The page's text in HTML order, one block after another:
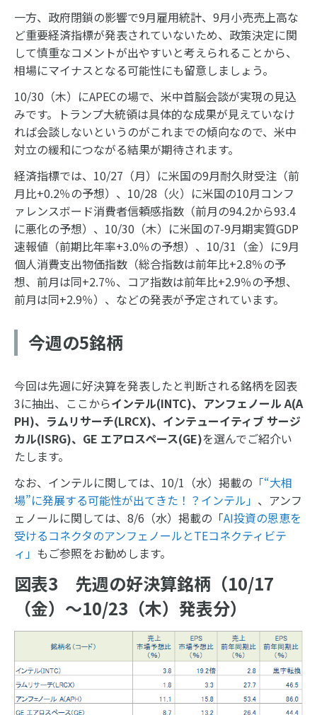
一方、政府閉鎖の影響で9月雇用統計、9月小売売上高な
ど重要経済指標が発表されていないため、政策決定に関
して慎重なコメントが出やすいと考えられることから、
相場にマイナスとなる可能性にも留意しましょう。
10/30（木）にAPECの場で、米中首脳会談が実現の見込
みです。トランプ大統領は具体的な成果が見えていなけ
れば会談しないというのがこれまでの傾向なので、米中
対立の緩和につながる結果が期待されます。
経済指標では、10/27（月）に米国の9月耐久財受注（前
月比+0.2％の予想）、10/28（火）に米国の10月コンフ
ァレンスボード消費者信頼感指数（前月の94.2から93.4
に悪化の予想）、10/30（木）に米国の7-9月期実質GDP
速報値（前期比年率+3.0％の予想）、10/31（金）に9月
個人消費支出物価指数（総合指数は前年比+2.8％の予
想、前月は同+2.7％、コア指数は前年比+2.9％の予想、
前月は同+2.9％）、などの発表が予定されています。
今週の5銘柄
今回は先週に好決算を発表したと判断される銘柄を図表
3に抽出、ここからインテル(INTC)、アンフェノール A(A
PH)、ラムリサーチ(LRCX)、インテューイティブ サージ
カル(ISRG)、 GE エアロスペース(GE)を選んでご紹介い
たします。
なお、インテルに関しては、10/1（水）掲載の 「“大相
場”に発展する可能性が出てきた！？インテル」 、アンフ
ェノールに関しては、8/6（水）掲載の「AI投資の恩恵を
受けるコネクタのアンフェノールとTEコネクティビテ
ィ」 もご参照をお勧めします。
図表3 先週の好決算銘柄（10/17
（金）～10/23（木）発表分）